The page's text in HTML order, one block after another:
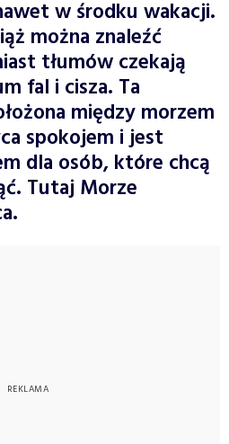
w środku wakacji.
można znaleźć
tłumów czekają
fal i cisza. Ta
między morzem
spokojem i jest
dla osób, które chcą
Tutaj Morze